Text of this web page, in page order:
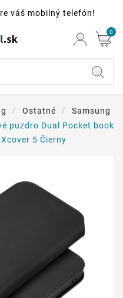
váš mobilný telefón!
0
Ostatné
Samsung
puzdro Dual Pocket book
5 Čierny